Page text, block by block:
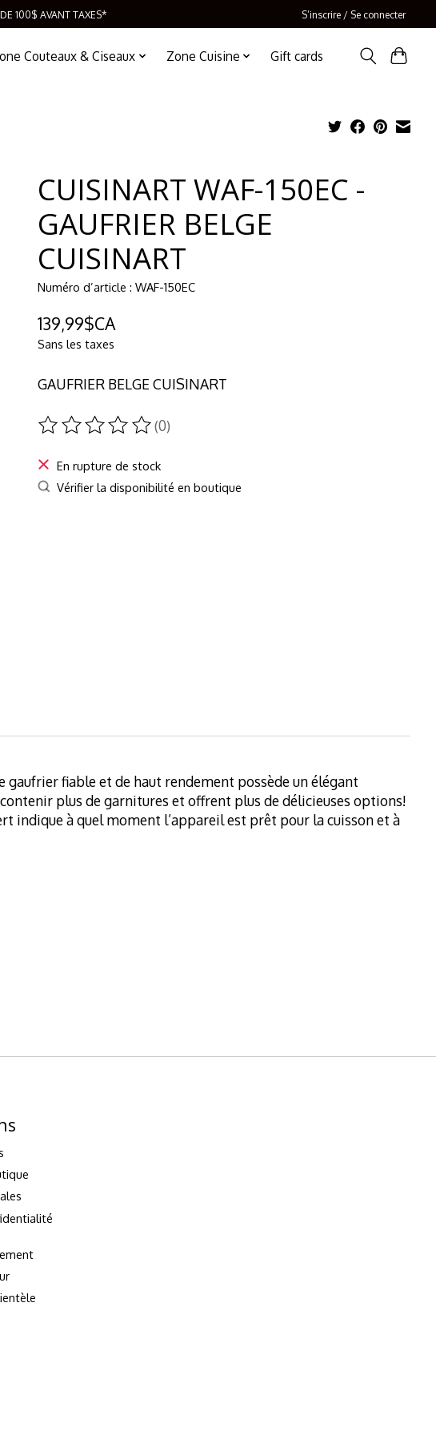
100$ AVANT TAXES* S’inscrire / Se connecter
Couteaux & Ciseaux Zone Cuisine Gift cards
CUISINART WAF-150EC -
GAUFRIER BELGE
CUISINART
Numéro d’article : WAF-150EC
139,99$CA
Sans les taxes
GAUFRIER BELGE CUISINART
Ce produit est évalué à
(0)
En rupture de stock
Vérifier la disponibilité en boutique
gaufrier fiable et de haut rendement possède un élégant
plus de garnitures et offrent plus de délicieuses options!
indique à quel moment l’appareil est prêt pour la cuisson et à